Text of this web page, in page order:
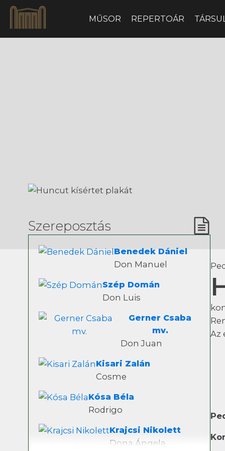
MŰSOR REPERTOÁR
Szereposztás
Benedek Dániel
Don Manuel
Szép Domán
Don Luis
Gerner Csaba
mv.
Don Juan
Kisari Zalán
Cosme
Kósa Béla
Rodrigo
Krajcsi Nikolett
Dona Ángela
Az